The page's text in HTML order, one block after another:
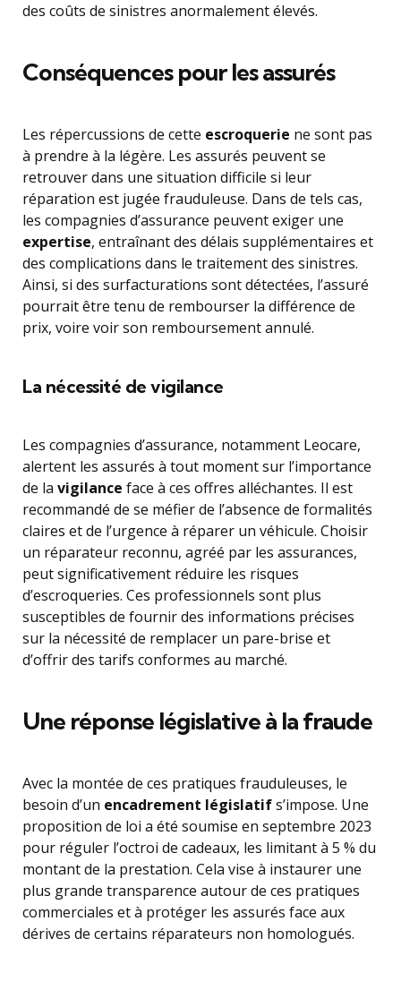
des coûts de sinistres anormalement élevés.
Conséquences pour les assurés
Les répercussions de cette escroquerie ne sont pas
à prendre à la légère. Les assurés peuvent se
retrouver dans une situation difficile si leur
réparation est jugée frauduleuse. Dans de tels cas,
les compagnies d’assurance peuvent exiger une
expertise, entraînant des délais supplémentaires et
des complications dans le traitement des sinistres.
Ainsi, si des surfacturations sont détectées, l’assuré
pourrait être tenu de rembourser la différence de
prix, voire voir son remboursement annulé.
La nécessité de vigilance
Les compagnies d’assurance, notamment Leocare,
alertent les assurés à tout moment sur l’importance
de la vigilance face à ces offres alléchantes. Il est
recommandé de se méfier de l’absence de formalités
claires et de l’urgence à réparer un véhicule. Choisir
un réparateur reconnu, agréé par les assurances,
peut significativement réduire les risques
d’escroqueries. Ces professionnels sont plus
susceptibles de fournir des informations précises
sur la nécessité de remplacer un pare-brise et
d’offrir des tarifs conformes au marché.
Une réponse législative à la fraude
Avec la montée de ces pratiques frauduleuses, le
besoin d’un encadrement législatifs’impose. Une
proposition de loi a été soumise en septembre 2023
pour réguler l’octroi de cadeaux, les limitant à 5 % du
montant de la prestation. Cela vise à instaurer une
plus grande transparence autour de ces pratiques
commerciales et à protéger les assurés face aux
dérives de certains réparateurs non homologués.